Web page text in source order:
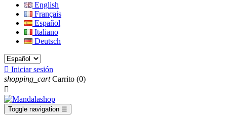
English
Français
Español
Italiano
Deutsch
 Iniciar sesión
shopping_cart Carrito (0)

Toggle navigation ☰